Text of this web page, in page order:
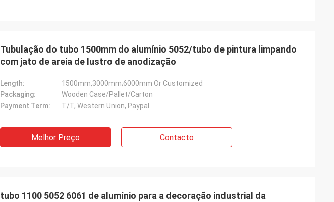
Tubulação do tubo 1500mm do alumínio 5052/tubo de pintura limpando
com jato de areia de lustro de anodização
Length:
1500mm,3000mm;6000mm Or Customized
Packaging:
Wooden Case/Pallet/Carton
Payment Term:
T/T, Western Union, Paypal
Melhor Preço Contacto
tubo 1100 5052 6061 de alumínio para a decoração industrial da